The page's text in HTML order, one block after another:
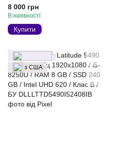
HD Graphics 630 / Клас A- / БУ
8 000 грн
В наявності
Купити
з США